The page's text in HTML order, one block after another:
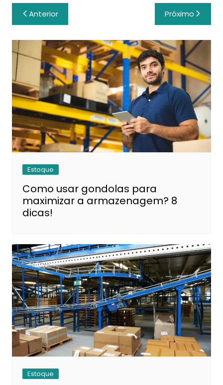
Navegação
de
Post
Anterior Próximo
Estoque
Como usar gondolas para
maximizar a armazenagem? 8
dicas!
Estoque